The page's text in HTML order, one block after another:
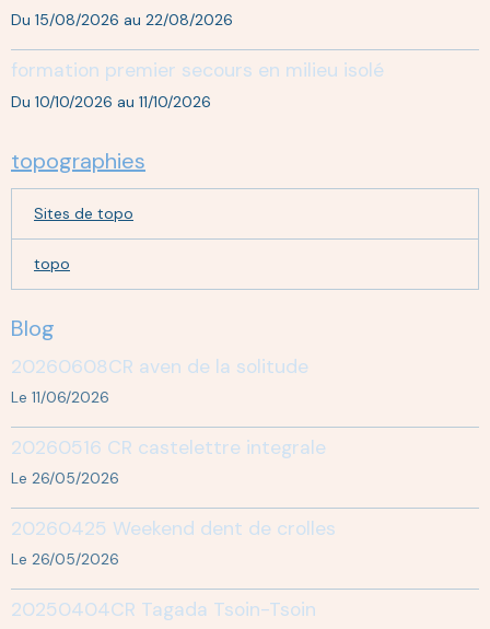
Du 15/08/2026 au 22/08/2026
formation premier secours en milieu isolé
Du 10/10/2026 au 11/10/2026
topographies
Sites de topo
topo
Blog
20260608CR aven de la solitude
Le 11/06/2026
20260516 CR castelettre integrale
Le 26/05/2026
20260425 Weekend dent de crolles
Le 26/05/2026
20250404CR Tagada Tsoin-Tsoin